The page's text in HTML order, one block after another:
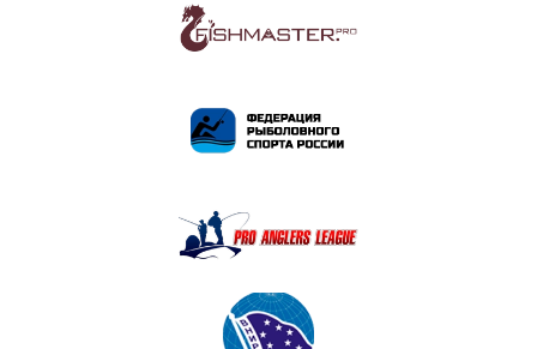
ПОДРОБНЕЕ
ПОДРОБНЕЕ
ПОДРОБНЕЕ
ПОДРОБНЕЕ